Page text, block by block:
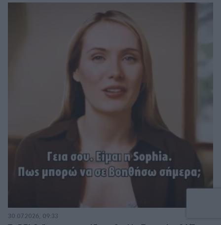
30.07.2026, 09:33